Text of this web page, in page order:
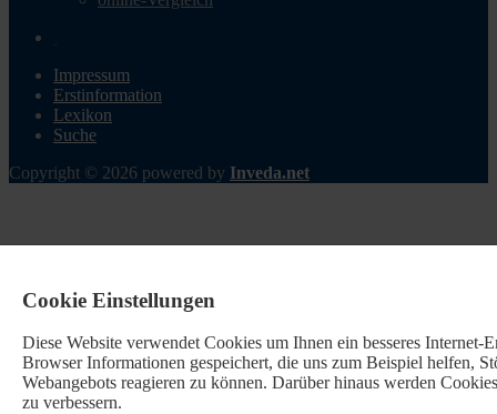
Impressum
Erstinformation
Lexikon
Suche
Copyright © 2026 powered by Inveda.net
Cookie Einstellungen
Diese Website verwendet Cookies um Ihnen ein besseres
Browser Informationen gespeichert, die uns zum Beispiel helfen,
Webangebots reagieren zu können. Darüber hinaus werden
zu verbessern.